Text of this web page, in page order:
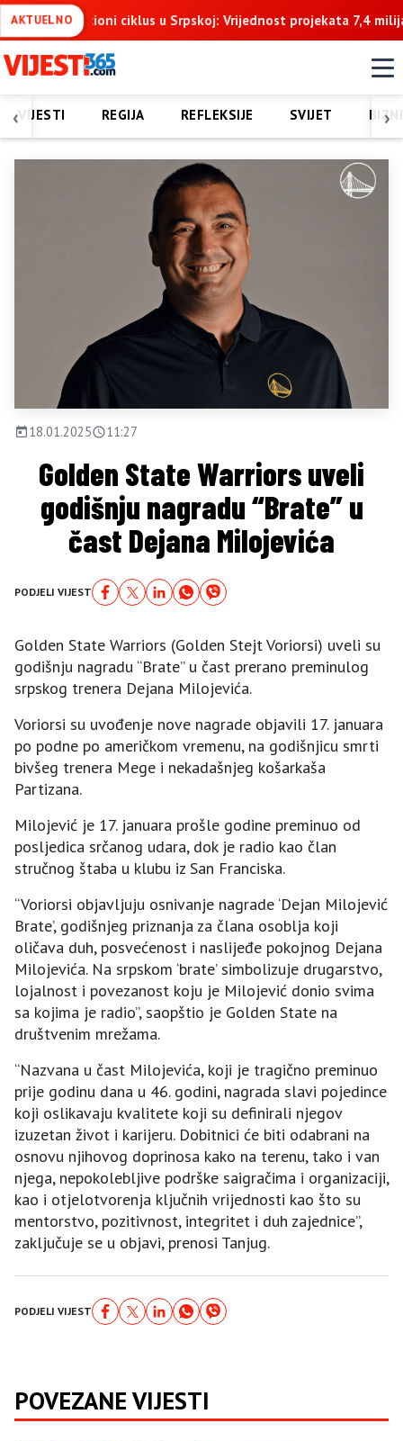
AKTUELNOprojekata 7,4 milijarde KM u naredne tri godine
‹ ›
VIJESTI REGIJA REFLEKSIJE SVIJET
18.01.2025 11:27
Golden State Warriors uveli
godišnju nagradu “Brate” u
čast Dejana Milojevića
PODJELI VIJEST
Golden State Warriors (Golden Stejt Voriorsi) uveli su
godišnju nagradu “Brate” u čast prerano preminulog
srpskog trenera Dejana Milojevića.
Voriorsi su uvođenje nove nagrade objavili 17. januara
po podne po američkom vremenu, na godišnjicu smrti
bivšeg trenera Mege i nekadašnjeg košarkaša
Partizana.
Milojević je 17. januara prošle godine preminuo od
posljedica srčanog udara, dok je radio kao član
stručnog štaba u klubu iz San Franciska.
“Voriorsi objavljuju osnivanje nagrade ‘Dejan Milojević
Brate’, godišnjeg priznanja za člana osoblja koji
oličava duh, posvećenost i naslijeđe pokojnog Dejana
Milojevića. Na srpskom ‘brate’ simbolizuje drugarstvo,
lojalnost i povezanost koju je Milojević donio svima
sa kojima je radio”, saopštio je Golden State na
društvenim mrežama.
“Nazvana u čast Milojevića, koji je tragično preminuo
prije godinu dana u 46. godini, nagrada slavi pojedince
koji oslikavaju kvalitete koji su definirali njegov
izuzetan život i karijeru. Dobitnici će biti odabrani na
osnovu njihovog doprinosa kako na terenu, tako i van
njega, nepokolebljive podrške saigračima i organizaciji,
kao i otjelotvorenja ključnih vrijednosti kao što su
mentorstvo, pozitivnost, integritet i duh zajednice”,
zaključuje se u objavi, prenosi Tanjug.
PODJELI VIJEST
POVEZANE VIJESTI